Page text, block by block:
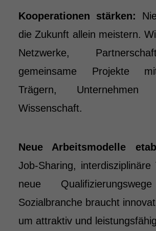
Kooperationen stärken:
die Zukunft allein meistern.
Netzwerke,
gemeinsame Projekte
Trägern,
Wissenschaft.
Neue Arbeitsmodelle
Job-Sharing, interdisziplinäre
neue
Sozialbranche braucht
um attraktiv und